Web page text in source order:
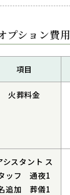
プション費用
項目
火葬料金
シスタント ス
ッフ 通夜1
追加 葬儀1